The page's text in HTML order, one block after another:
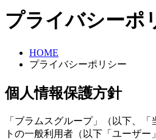
プライバシーポ
HOME
プライバシーポリシー
個人情報保護方針
「ブラムスグループ」（以下、
トの一般利用者（以下「ユーザ